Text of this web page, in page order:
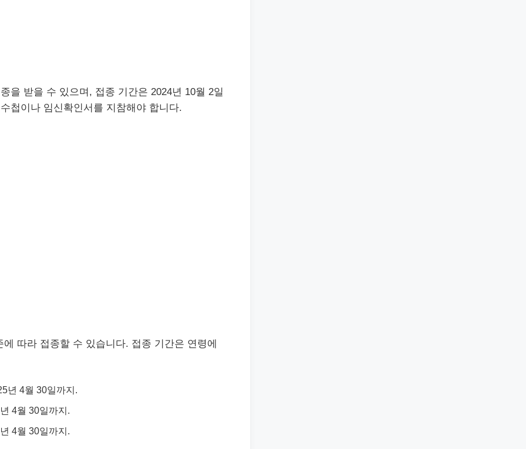
을 받을 수 있으며, 접종 기간은 2024년 10월 2일
첩이나 임신확인서를 지참해야 합니다.
따라 접종할 수 있습니다. 접종 기간은 연령에
년 4월 30일까지.
4월 30일까지.
4월 30일까지.